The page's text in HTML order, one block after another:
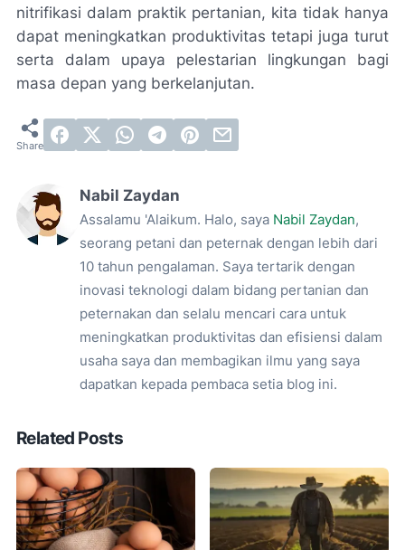
nitrifikasi dalam praktik pertanian, kita tidak hanya
dapat meningkatkan produktivitas tetapi juga turut
serta dalam upaya pelestarian lingkungan bagi
masa depan yang berkelanjutan.
Nabil Zaydan
Assalamu 'Alaikum. Halo, saya Nabil Zaydan,
seorang petani dan peternak dengan lebih dari
10 tahun pengalaman. Saya tertarik dengan
inovasi teknologi dalam bidang pertanian dan
peternakan dan selalu mencari cara untuk
meningkatkan produktivitas dan efisiensi dalam
usaha saya dan membagikan ilmu yang saya
dapatkan kepada pembaca setia blog ini.
Related Posts